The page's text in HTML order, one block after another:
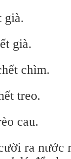
già.
già.
chìm.
treo.
cau.
ra nước